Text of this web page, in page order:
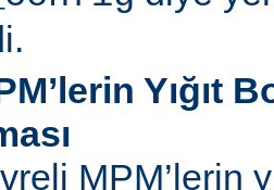
Yığıt
MPM’lerin